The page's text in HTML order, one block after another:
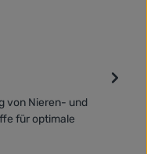
von Nieren- und
für optimale